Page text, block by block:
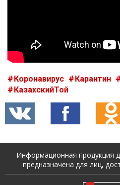
Коронавирус Карантин
КазахскийТой
Информационная продукция
предназначена для лиц,